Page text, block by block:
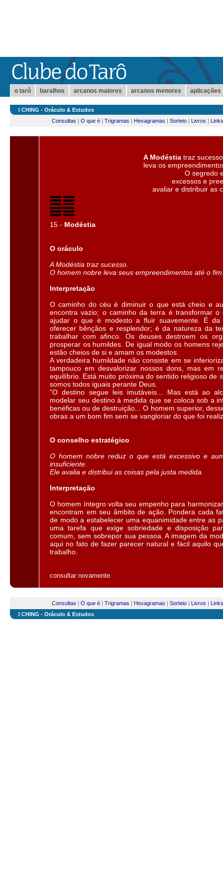
o tarô baralhos arcanos maiores arcanos menores aplicações
I CHING - Oráculo & Estudos
Consultas | O que é| Trigramas | Hexagramas | Sorteio| Livros |
A Modéstia traz
leva os
O segredo
excessos e
avaliar e distribuir as
15 - Modéstia
O oráculo
A Modéstia traz sucesso.
O homem nobre leva seus empreendimentos até o
Interpretação
O caminho do céu é diminuir o que está cheio e
encontra vazio; o caminho da terra é transformar o
ajudar o que é modesto a fluir suavemente. É da
oferecer bênçãos e resplendor; é da natureza da
trabalhar com afinco. Os deuses destroem os
prosperar os humildes. De igual modo os homens
estão cheios de si e amam os modestos.
A verdadeira humildade não consiste em se
tampouco em desvalorizar nossos dons, mas em
equilíbrio. Está muito próxima do sentido religioso de
somos todos iguais perante Deus.
"O destino segue leis imutáveis... Mas está ao
modelar seu destino à medida que se coloca sob a
benéficas ou de destruição... O homem superior,
obras a um bom fim sem se vangloriar do que foi
O conselho estratégico
O homem nobre reduz o que está excessivo e
insuficiente.
Ele avalia e distribui as coisas pela justa medida.
Interpretação
O homem íntegro volta seu empenho para
encontram em seu âmbito de ação. Pondera cada
de modo a estabelecer uma equanimidade entre as
uma tarefa que exige sobriedade e disposição
comum, sem sobrepor sua pessoa. A imagem da
aqui no fato de fazer parecer natural e fácil aquilo
trabalho.
consultar novamente
Consultas | O que é| Trigramas | Hexagramas | Sorteio| Livros |
I CHING - Oráculo & Estudos